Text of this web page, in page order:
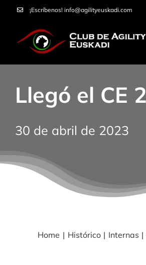
Saltar
contenido
¡Escríbenos! info@agilityeuskadi.com
Llegó el CE
30 de abril de 2023
Home Histórico Internas